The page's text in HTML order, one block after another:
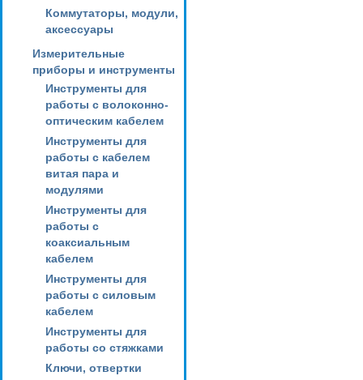
Коммутаторы, модули,
аксессуары
Измерительные
приборы и инструменты
Инструменты для
работы с волоконно-
оптическим кабелем
Инструменты для
работы с кабелем
витая пара и
модулями
Инструменты для
работы с
коаксиальным
кабелем
Инструменты для
работы с силовым
кабелем
Инструменты для
работы со стяжками
Ключи, отвертки